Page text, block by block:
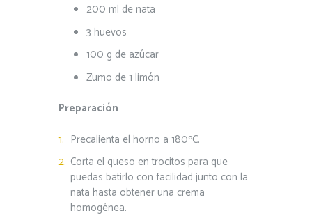
200 ml de nata
3 huevos
100 g de azúcar
Zumo de 1 limón
Preparación
Precalienta el horno a 180ºC.
Corta el queso en trocitos para que
puedas batirlo con facilidad junto con la
nata hasta obtener una crema
homogénea.